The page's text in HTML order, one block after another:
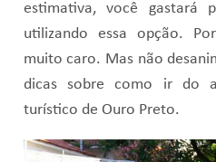
estimativa, você gastará
utilizando essa opção.
muito caro. Mas não
dicas sobre como ir do
turístico de Ouro Preto.